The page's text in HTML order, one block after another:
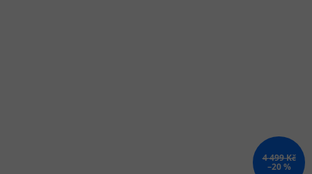
4 499 Kč
–20 %